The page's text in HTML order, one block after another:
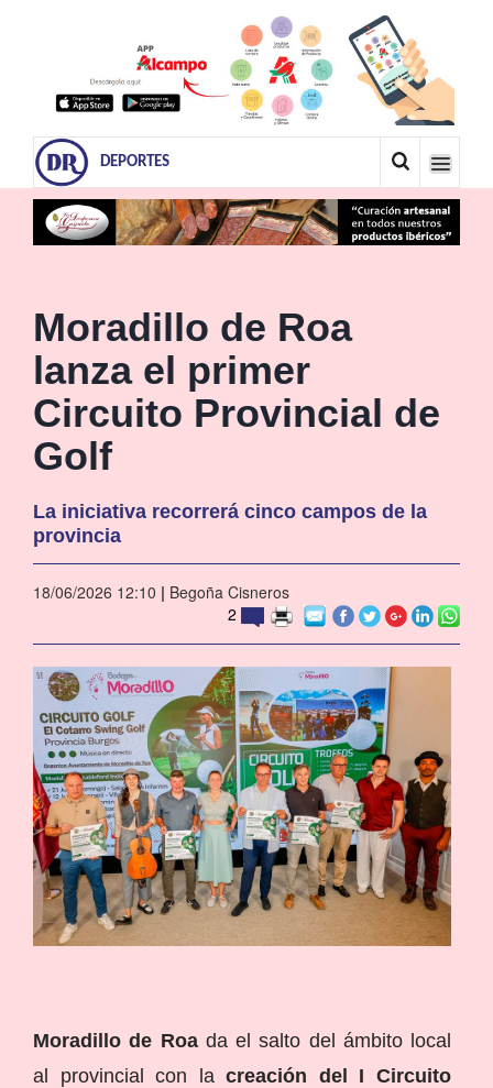
DEPORTES
Moradillo de Roa
lanza el primer
Circuito Provincial de
Golf
La iniciativa recorrerá cinco campos de la
provincia
18/06/2026 12:10 | Begoña Cisneros
2
Moradillo de Roada el salto del ámbito local
al provincial con lacreación del I Circuito